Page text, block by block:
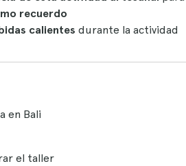
recuerdo
calientes durante la actividad
en Bali
el taller